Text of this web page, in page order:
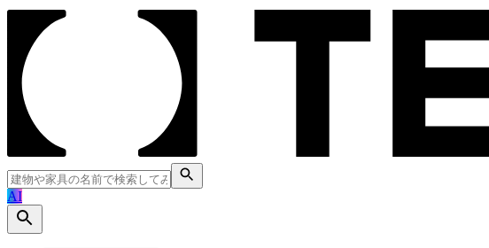
AI